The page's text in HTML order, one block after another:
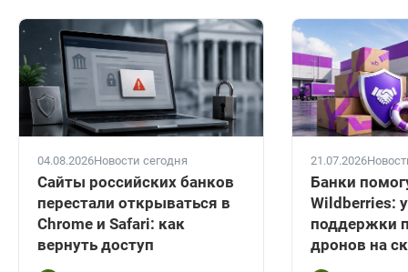
04.08.2026Новости сегодня
Сайты российских банков
перестали открываться в
Chrome и Safari: как
вернуть доступ
21.07.2026
Банки
Wildberries:
поддержки
дронов на